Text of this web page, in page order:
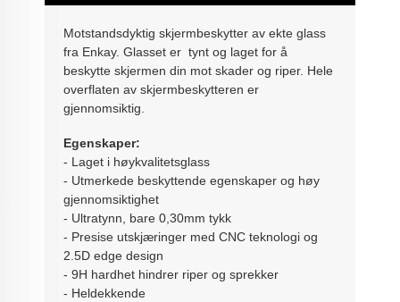
Motstandsdyktig skjermbeskytter av ekte glass
fra Enkay. Glasset er tynt og laget for å
beskytte skjermen din mot skader og riper. Hele
overflaten av skjermbeskytteren er
gjennomsiktig.
Egenskaper:
- Laget i høykvalitetsglass
- Utmerkede beskyttende egenskaper og høy
gjennomsiktighet
- Ultratynn, bare 0,30mm tykk
- Presise utskjæringer med CNC teknologi og
2.5D edge design
- 9H hardhet hindrer riper og sprekker
- Heldekkende